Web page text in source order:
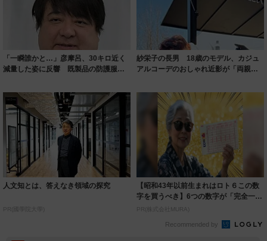
「一瞬誰かと…」彦摩呂、30キロ近く
減量した姿に反響 既製品の防護服が
紗栄子の長男 18歳のモデル、カジュ
アルコーデのおしゃれ近影が「両親の
人文知とは、答えなき領域の探究
PR(國學院大學)
【昭和43年以前生まれはロト６この数
字を買うべき】6つの数字が「完全一
致」する方...
PR(株式会社MURA)
Recommended by